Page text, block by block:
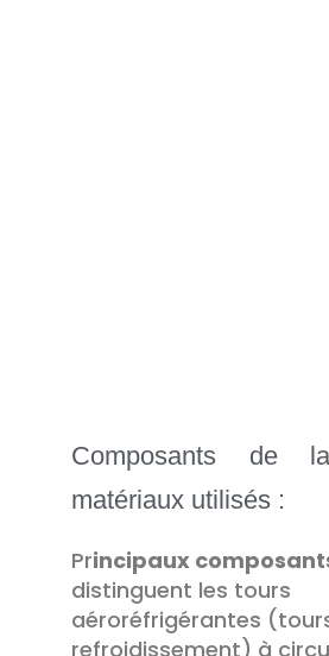
Composants de
matériaux utilisés :
Principaux
distinguent les tours
aéroréfrigérantes
refroidissement) à